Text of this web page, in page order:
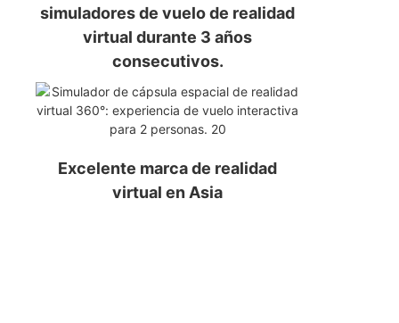
simuladores de vuelo de realidad
virtual durante 3 años
consecutivos.
Excelente marca de realidad
virtual en Asia